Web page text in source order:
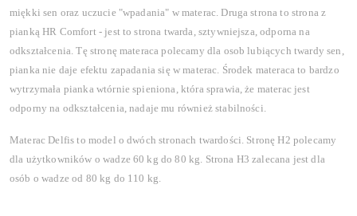
miękki sen oraz uczucie "wpadania" w materac. Druga strona to strona z
pianką HR Comfort - jest to strona twarda, sztywniejsza, odporna na
odkształcenia. Tę stronę materaca polecamy dla osob lubiących twardy sen,
pianka nie daje efektu zapadania się w materac. Środek materaca to bardzo
wytrzymała pianka wtórnie spieniona, która sprawia, że materac jest
odporny na odkształcenia, nadaje mu również stabilności.
Materac Delfis to model o dwóch stronach twardości. Stronę H2 polecamy
dla użytkowników o wadze 60 kg do 80 kg. Strona H3 zalecana jest dla
osób o wadze od 80 kg do 110 kg.